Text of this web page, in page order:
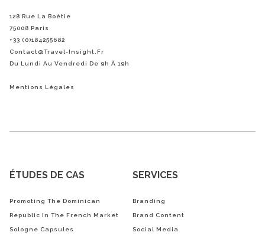
128 Rue La Boétie
75008 Paris
+33 (0)184255682
Contact@Travel-Insight.fr
Du Lundi Au Vendredi De 9h À 19h
Mentions Légales
ÉTUDES DE CAS
Promoting The Dominican
Republic In The French Market
Sologne Capsules
SERVICES
Branding
Brand Content
Social Media